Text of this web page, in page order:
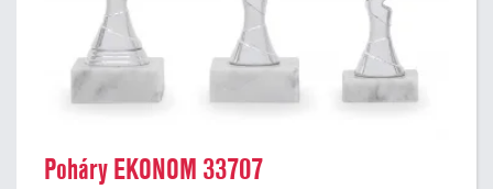
Poháry EKONOM 33707